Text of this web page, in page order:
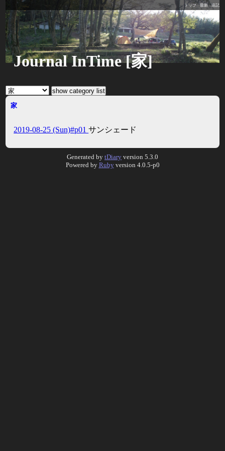
トップ 最新 追記
Journal InTime [家]
家
2019-08-25 (Sun)#p01サンシェード
Generated by tDiary version 5.3.0
Powered by Rubyversion 4.0.5-p0